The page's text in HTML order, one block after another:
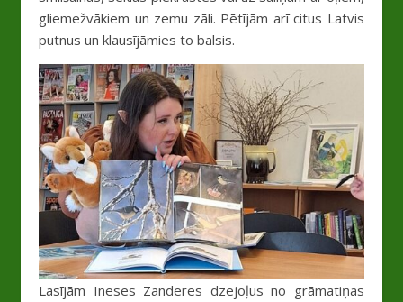
gliemežvākiem un zemu zāli. Pētījām arī citus Latvis
putnus un klausījāmies to balsis.
Lasījām Ineses Zanderes dzejoļus no grāmatiņas